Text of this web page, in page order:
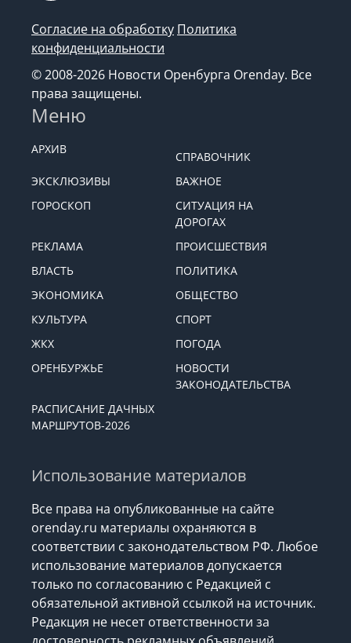
Согласие на обработку Политика
конфиденциальности
© 2008-2026 Новости Оренбурга Orenday. Все
права защищены.
Меню
АРХИВ
СПРАВОЧНИК
ЭКСКЛЮЗИВЫ
ВАЖНОЕ
ГОРОСКОП
СИТУАЦИЯ НА
ДОРОГАХ
РЕКЛАМА
ПРОИСШЕСТВИЯ
ВЛАСТЬ
ПОЛИТИКА
ЭКОНОМИКА
ОБЩЕСТВО
КУЛЬТУРА
СПОРТ
ЖКХ
ПОГОДА
ОРЕНБУРЖЬЕ
НОВОСТИ
ЗАКОНОДАТЕЛЬСТВА
РАСПИСАНИЕ ДАЧНЫХ
МАРШРУТОВ-2026
Использование материалов
Все права на опубликованные на сайте
orenday.ru материалы охраняются в
соответствии с законодательством РФ. Любое
использование материалов допускается
только по согласованию с Редакцией с
обязательной активной ссылкой на источник.
Редакция не несет ответственности за